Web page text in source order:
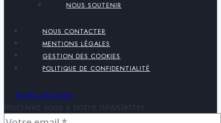
NOUS SOUTENIR
NOUS CONTACTER
MENTIONS LÉGALES
GESTION DES COOKIES
POLITIQUE DE CONFIDENTIALITÉ
FAIRE UN DON
Inscrivez vous à notre newsletter